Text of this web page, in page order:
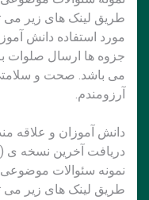
طریق لینک های زیر می
مورد استفاده دانش
جزوه ها ارسال صلوات
می باشد. صحت و
آرزومندم.
دانش آموزان و علاقه
نمونه سئوالات موضوعی
طریق لینک های زیر می